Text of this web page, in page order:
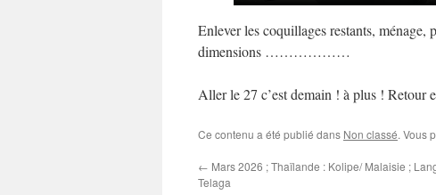
Enlever les coquillages restants, ménage,
dimensions ………………
Aller le 27 c’est demain ! à plus ! Retour
Ce contenu a été publié dans Non classé. Vous
← Mars 2026 ; Thaïlande : Kolipe/ Malaisie ;
Telaga